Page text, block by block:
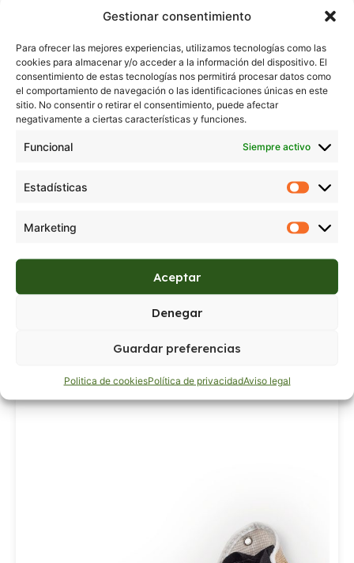
Gestionar consentimiento
Para ofrecer las mejores experiencias, utilizamos tecnologías como las
cookies para almacenar y/o acceder a la información del dispositivo. El
consentimiento de estas tecnologías nos permitirá procesar datos como
el comportamiento de navegación o las identificaciones únicas en este
sitio. No consentir o retirar el consentimiento, puede afectar
negativamente a ciertas características y funciones.
Funcional Siempre activo
Estadísticas
Marketing
Aceptar
Denegar
Guardar preferencias
Politica de cookiesPolítica de privacidadAviso legal
900
Regístrate para ver precios